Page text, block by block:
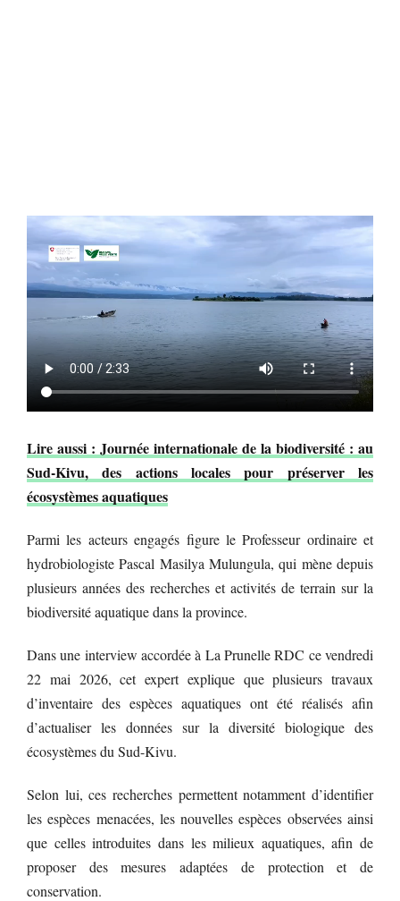
Lire aussi : Journée internationale de la biodiversité : au
Sud-Kivu, des actions locales pour préserver les
écosystèmes aquatiques
Parmi les acteurs engagés figure le Professeur ordinaire et
hydrobiologiste Pascal Masilya Mulungula, qui mène depuis
plusieurs années des recherches et activités de terrain sur la
biodiversité aquatique dans la province.
Dans une interview accordée à La Prunelle RDC ce vendredi
22 mai 2026, cet expert explique que plusieurs travaux
d’inventaire des espèces aquatiques ont été réalisés afin
d’actualiser les données sur la diversité biologique des
écosystèmes du Sud-Kivu.
Selon lui, ces recherches permettent notamment d’identifier
les espèces menacées, les nouvelles espèces observées ainsi
que celles introduites dans les milieux aquatiques, afin de
proposer des mesures adaptées de protection et de
conservation.